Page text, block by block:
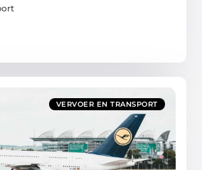
VERVOER EN TRANSPORT